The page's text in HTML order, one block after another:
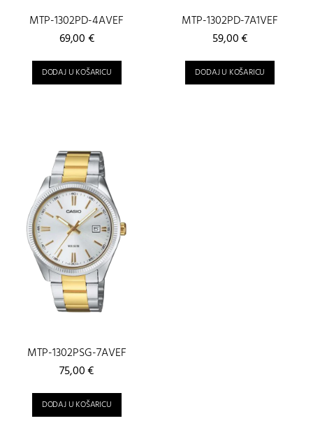
MTP-1302PD-4AVEF
69,00€
DODAJ U KOŠARICU
MTP-1302PD-7A1VEF
59,00€
DODAJ U KOŠARICU
MTP-1302PSG-7AVEF
75,00€
DODAJ U KOŠARICU